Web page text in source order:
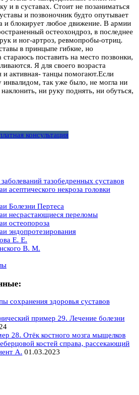
и в суставах. Стоит не позаниматься
и позвоночник будто опутывает
и блокирует любое движение. В армии
остеохондроз, в последнее
и ног-артроз, ревмопробы-отриц.
в принцыпе гибкие, но
поставить на место позвонки,
Я для своего возраста
и активная- танцы помогают.Если
инвалидом, так уже было, не могла ни
ни руку поднять, ни обуться,
консультация
тазобедренных суставов
асептического некроза головки
Болезни Пертеса
несрастающиеся переломы
остеопороза
эндопротезирования
Е. Е.
В. М.
сохранения здоровья суставов
пример 29. Лечение болезни
28. Отёк костного мозга мыщелков
костей справа, рассекающий
А. 01.03.2023